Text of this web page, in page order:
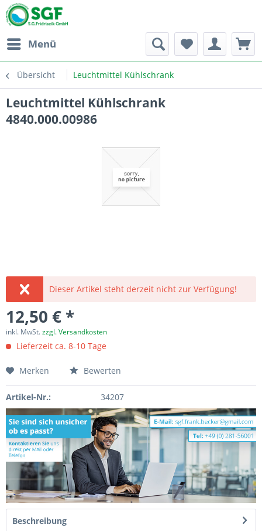
Menü
Übersicht Leuchtmittel Kühlschrank
Leuchtmittel Kühlschrank
4840.000.00986
Dieser Artikel steht derzeit nicht zur Verfügung!
12,50 € *
inkl. MwSt.zzgl. Versandkosten
Lieferzeit ca. 8-10 Tage
Merken Bewerten
Artikel-Nr.: 34207
Beschreibung